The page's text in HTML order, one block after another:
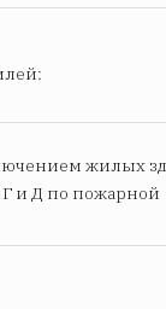
жилых
и Д по пожарной